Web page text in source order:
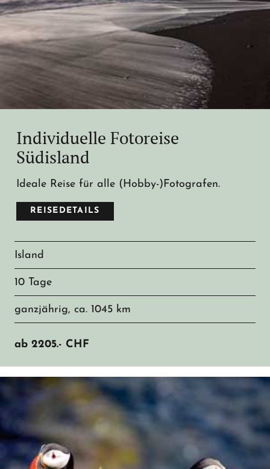
Individuelle Fotoreise
Südisland
Ideale Reise für alle (Hobby-)Fotografen.
REISEDETAILS
Island
10 Tage
ganzjährig, ca. 1045 km
ab 2205.- CHF